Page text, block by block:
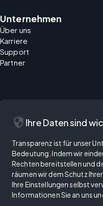
Unternehmen
Über uns
Karriere
Support
Partner
security Ihre Daten sind
Transparenz ist für unser
Bedeutung. Indem wir
Rechten bereitstellen und
räumen wir dem Schutz
Ihre Einstellungen selbst
Informationen Sie an uns